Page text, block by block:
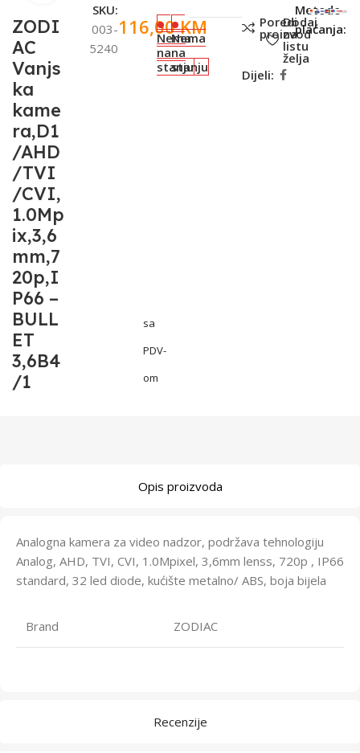
ZODI
AC
Vanjs
ka
kame
ra,D1
/AHD
/TVI
/CVI,
1.0Mp
ix,3,6
mm,7
20p,I
P66 –
BULL
ET
3,6B4
/1
SKU:
003-
5240
116,00KM
sa
PDV-
om
Nema
na
stanju
Nema
na
stanju
Poredi
proizvod
Dodaj
na
listu
želja
Dijeli:
Metode
plaćanja:
Opis proizvoda
Recenzije
Analogna kamera za video nadzor, podržava tehnologiju
Analog, AHD, TVI, CVI, 1.0Mpixel, 3,6mm lenss, 720p , IP66
standard, 32 led diode, kućište metalno/ ABS, boja bijela
Brand ZODIAC